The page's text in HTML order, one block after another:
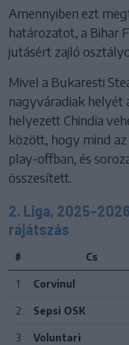
Amennyiben ezt
határozatot, a Bihar
jutásért zajló
Mivel a Bukaresti
nagyváradiak helyét
helyezett Chindia
között, hogy mind
play-offban, és
összesített.
2. Liga,
rájátszás
# Cs
1 Corvinul
2 Sepsi OSK
3 Voluntari